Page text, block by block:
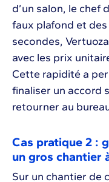
d’un salon, le chef
faux plafond et
secondes,
avec les prix
Cette rapidité a
finaliser un accord
retourner au
Cas pratique 2 :
un gros chantier
Sur un chantier de